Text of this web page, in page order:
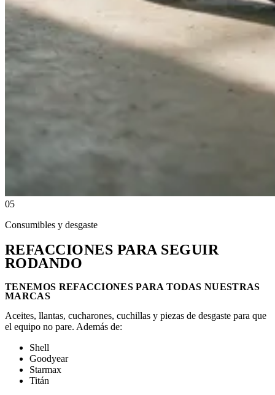
05
Consumibles y desgaste
REFACCIONES PARA SEGUIR
RODANDO
TENEMOS REFACCIONES PARA TODAS NUESTRAS
MARCAS
Aceites, llantas, cucharones, cuchillas y piezas de desgaste para que
el equipo no pare. Además de:
Shell
Goodyear
Starmax
Titán